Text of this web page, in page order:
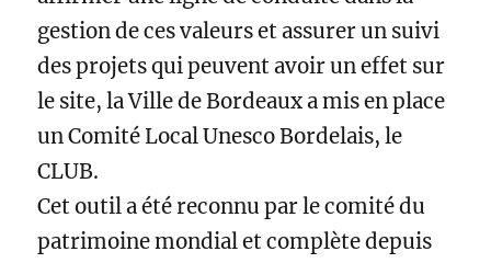
gestion de ces valeurs et assurer un suivi
des projets qui peuvent avoir un effet sur
le site, la Ville de Bordeaux a mis en place
un Comité Local Unesco Bordelais, le
CLUB.
Cet outil a été reconnu par le comité du
patrimoine mondial et complète depuis